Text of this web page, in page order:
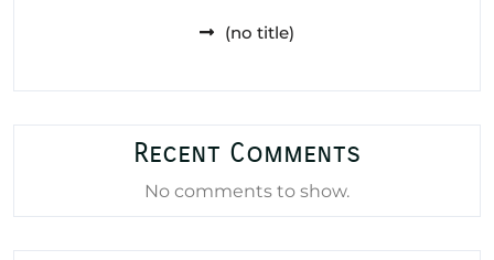
(no title)
Recent Comments
No comments to show.